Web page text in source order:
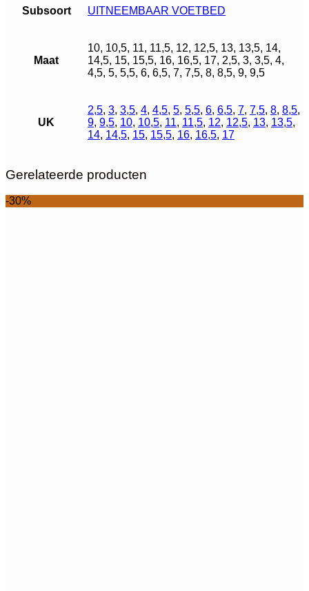
Subsoort UITNEEMBAAR VOETBED
Maat
10, 10,5, 11, 11,5, 12, 12,5, 13, 13,5, 14,
14,5, 15, 15,5, 16, 16,5, 17, 2,5, 3, 3,5, 4,
4,5, 5, 5,5, 6, 6,5, 7, 7,5, 8, 8,5, 9, 9,5
UK
2,5, 3, 3,5, 4, 4,5, 5, 5,5, 6, 6,5, 7, 7,5, 8, 8,5,
9, 9,5, 10, 10,5, 11, 11,5, 12, 12,5, 13, 13,5,
14, 14,5, 15, 15,5, 16, 16,5, 17
Gerelateerde producten
-30%